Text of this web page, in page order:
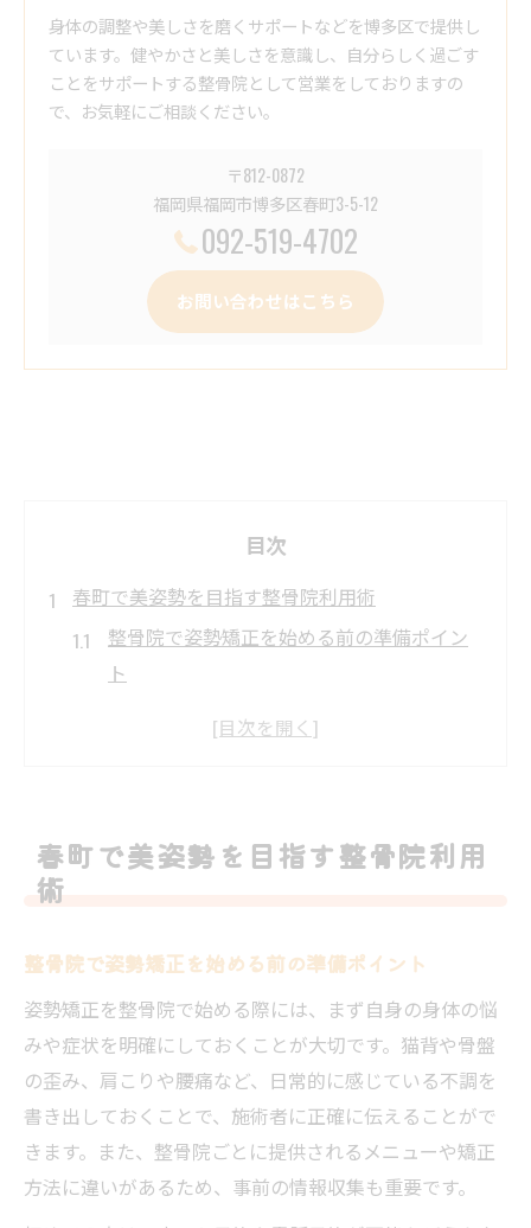
身体の調整や美しさを磨くサポートなどを博多区で提供し
ています。健やかさと美しさを意識し、自分らしく過ごす
ことをサポートする整骨院として営業をしておりますの
で、お気軽にご相談ください。
〒812-0872
福岡県福岡市博多区春町3-5-12
092-519-4702
お問い合わせはこちら
目次
春町で美姿勢を目指す整骨院利用術
整骨院で姿勢矯正を始める前の準備ポイン
ト
整骨院施術後に実感できる姿勢の変化とは
整骨院が叶える福岡の姿勢矯正体験
整骨院で受ける姿勢矯正の流れと特徴を徹
底解説
整骨院でのカウンセリングと施術内容のポ
イント
実際の姿勢矯正体験から整骨院の魅力を深
春町で美姿勢を目指す整骨院利用
術
整骨院で姿勢矯正を始める前の準備ポイント
姿勢矯正を整骨院で始める際には、まず自身の身体の悩
みや症状を明確にしておくことが大切です。猫背や骨盤
の歪み、肩こりや腰痛など、日常的に感じている不調を
書き出しておくことで、施術者に正確に伝えることがで
きます。また、整骨院ごとに提供されるメニューや矯正
方法に違いがあるため、事前の情報収集も重要です。